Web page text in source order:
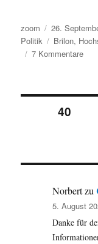
Autor
zoom
Veröffentlicht
am
26.
Politik
Brilon,
7 Kommentarezu
Beiträge
SEITE40
Norbertzu
5. August
Danke für